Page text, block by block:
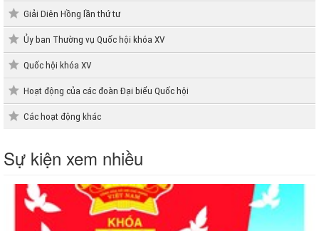
Giải Diên Hồng lần thứ tư
Ủy ban Thường vụ Quốc hội khóa XV
Quốc hội khóa XV
Hoạt động của các đoàn Đại biểu Quốc hội
Các hoạt động khác
Sự kiện xem nhiều